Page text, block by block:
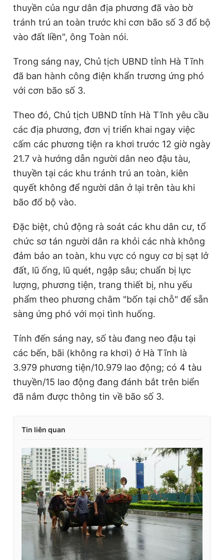
thuyền của ngư dân địa phương đã vào bờ
tránh trú an toàn trước khi cơn bão số 3 đổ bộ
vào đất liền", ông Toàn nói.
Trong sáng nay, Chủ tịch UBND tỉnh Hà Tĩnh
đã ban hành công điện khẩn trương ứng phó
với cơn bão số 3.
Theo đó, Chủ tịch UBND tỉnh Hà Tĩnh yêu cầu
các địa phương, đơn vị triển khai ngay việc
cấm các phương tiện ra khơi trước 12 giờ ngày
21.7 và hướng dẫn người dân neo đậu tàu,
thuyền tại các khu tránh trú an toàn, kiên
quyết không để người dân ở lại trên tàu khi
bão đổ bộ vào.
Đặc biệt, chủ động rà soát các khu dân cư, tổ
chức sơ tán người dân ra khỏi các nhà không
đảm bảo an toàn, khu vực có nguy cơ bị sạt lở
đất, lũ ống, lũ quét, ngập sâu; chuẩn bị lực
lượng, phương tiện, trang thiết bị, nhu yếu
phẩm theo phương châm "bốn tại chỗ" để sẵn
sàng ứng phó với mọi tình huống.
Tính đến sáng nay, số tàu đang neo đậu tại
các bến, bãi (không ra khơi) ở Hà Tĩnh là
3.979 phương tiện/10.979 lao động; có 4 tàu
thuyền/15 lao động đang đánh bắt trên biển
đã nắm được thông tin về bão số 3.
Tin liên quan